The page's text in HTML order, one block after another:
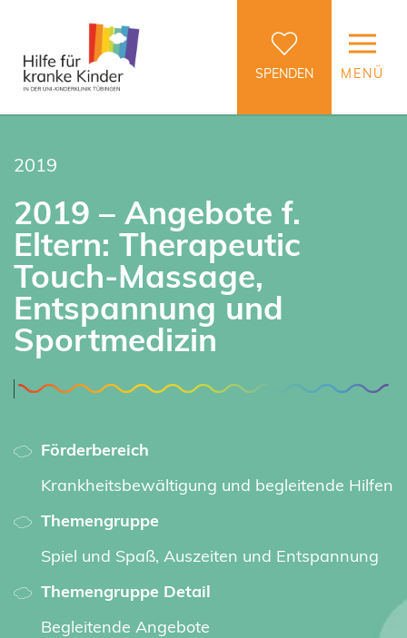
SPENDEN MENÜ
2019
2019 – Angebote f.
Eltern: Therapeutic
Touch-Massage,
Entspannung und
Sportmedizin
Förderbereich
Krankheitsbewältigung und begleitende Hilfen
Themengruppe
Spiel und Spaß, Auszeiten und Entspannung
Themengruppe Detail
Begleitende Angebote